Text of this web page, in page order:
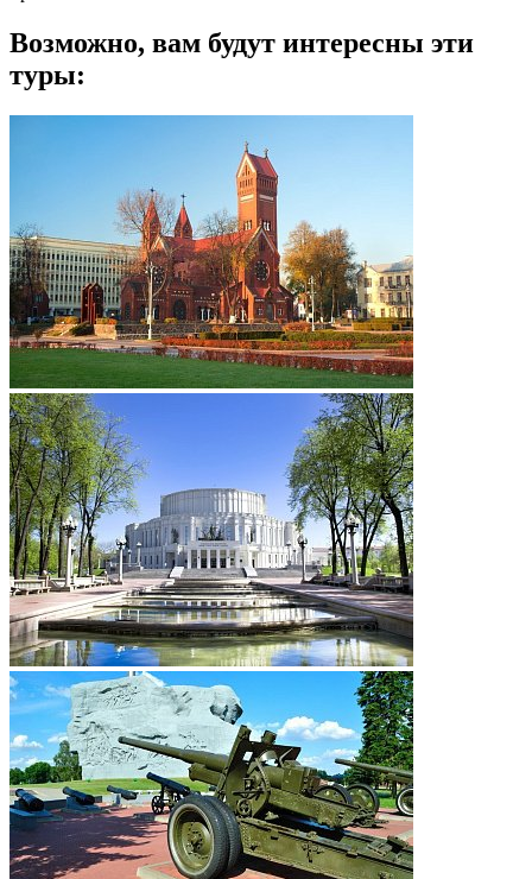
Возможно, вам будут интересны эти
туры: